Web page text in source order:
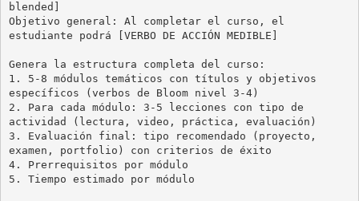
blended]
Objetivo general: Al completar el curso, el
estudiante podrá [VERBO DE ACCIÓN MEDIBLE]
Genera la estructura completa del curso:
1. 5-8 módulos temáticos con títulos y objetivos
específicos (verbos de Bloom nivel 3-4)
2. Para cada módulo: 3-5 lecciones con tipo de
actividad (lectura, video, práctica, evaluación)
3. Evaluación final: tipo recomendado (proyecto,
examen, portfolio) con criterios de éxito
4. Prerrequisitos por módulo
5. Tiempo estimado por módulo